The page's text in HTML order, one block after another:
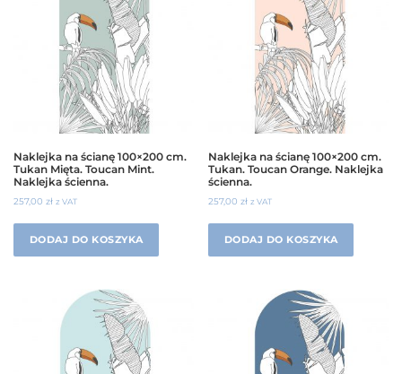
Naklejka na ścianę 100×200 cm.
Tukan Mięta. Toucan Mint.
Naklejka ścienna.
257,00 zł z VAT
DODAJ DO KOSZYKA
Naklejka na ścianę 100×200 cm.
Tukan. Toucan Orange. Naklejka
ścienna.
257,00zł z VAT
DODAJ DO KOSZYKA